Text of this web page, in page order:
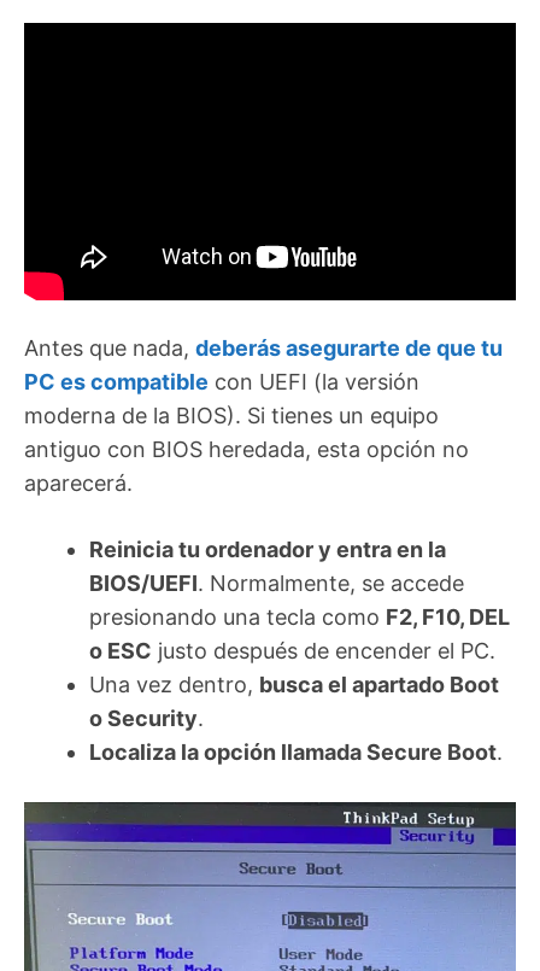
Antes que nada, deberás asegurarte de que tu
PC es compatible con UEFI (la versión
moderna de la BIOS). Si tienes un equipo
antiguo con BIOS heredada, esta opción no
aparecerá.
Reinicia tu ordenador y entra en la
BIOS/UEFI. Normalmente, se accede
presionando una tecla como F2, F10, DEL
o ESC justo después de encender el PC.
Una vez dentro, busca el apartado Boot
o Security.
Localiza la opción llamada Secure Boot.